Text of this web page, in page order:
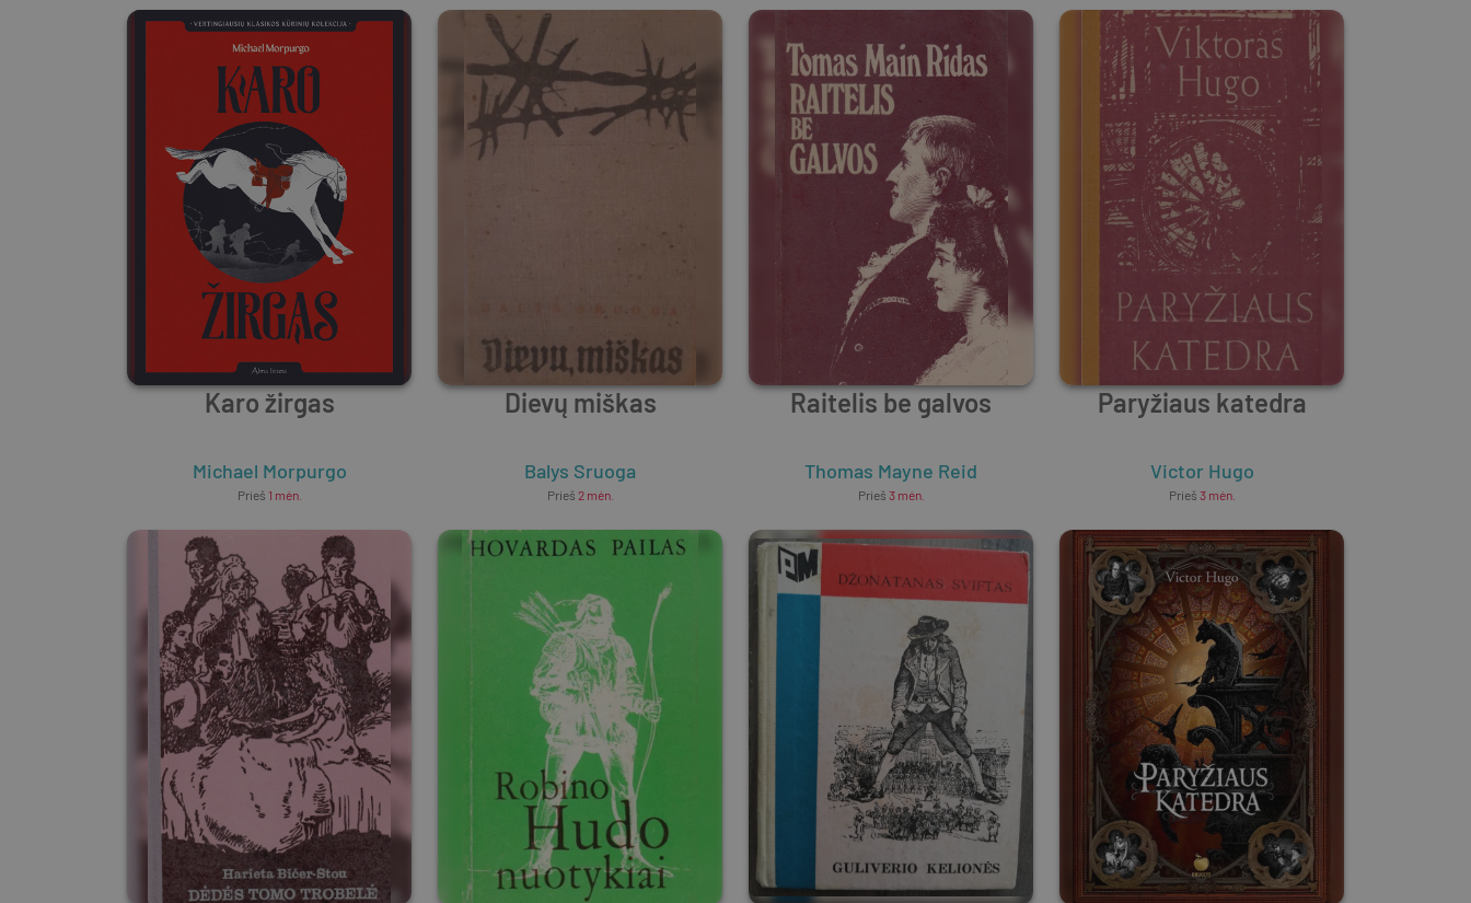
Karo žirgas
Michael Morpurgo
Prieš 1 mėn.
Dievų miškas
Balys Sruoga
Prieš 2 mėn.
Raitelis be galvos
Thomas Mayne Reid
Prieš 3 mėn.
Paryžiaus katedra
Victor Hugo
Prieš 3 mėn.